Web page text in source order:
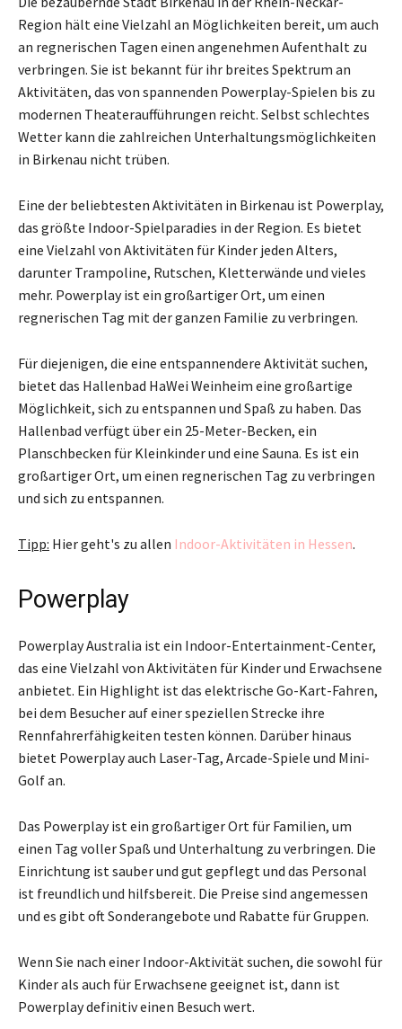
Region hält eine Vielzahl an Möglichkeiten bereit, um auch
an regnerischen Tagen einen angenehmen Aufenthalt zu
verbringen. Sie ist bekannt für ihr breites Spektrum an
Aktivitäten, das von spannenden Powerplay-Spielen bis zu
modernen Theateraufführungen reicht. Selbst schlechtes
Wetter kann die zahlreichen Unterhaltungsmöglichkeiten
in Birkenau nicht trüben.
Eine der beliebtesten Aktivitäten in Birkenau ist Powerplay,
das größte Indoor-Spielparadies in der Region. Es bietet
eine Vielzahl von Aktivitäten für Kinder jeden Alters,
darunter Trampoline, Rutschen, Kletterwände und vieles
mehr. Powerplay ist ein großartiger Ort, um einen
regnerischen Tag mit der ganzen Familie zu verbringen.
Für diejenigen, die eine entspannendere Aktivität suchen,
bietet das Hallenbad HaWei Weinheim eine großartige
Möglichkeit, sich zu entspannen und Spaß zu haben. Das
Hallenbad verfügt über ein 25-Meter-Becken, ein
Planschbecken für Kleinkinder und eine Sauna. Es ist ein
großartiger Ort, um einen regnerischen Tag zu verbringen
und sich zu entspannen.
Tipp: Hier geht's zu allen Indoor-Aktivitäten in Hessen.
Powerplay
Powerplay Australia ist ein Indoor-Entertainment-Center,
das eine Vielzahl von Aktivitäten für Kinder und Erwachsene
anbietet. Ein Highlight ist das elektrische Go-Kart-Fahren,
bei dem Besucher auf einer speziellen Strecke ihre
Rennfahrerfähigkeiten testen können. Darüber hinaus
bietet Powerplay auch Laser-Tag, Arcade-Spiele und Mini-
Golf an.
Das Powerplay ist ein großartiger Ort für Familien, um
einen Tag voller Spaß und Unterhaltung zu verbringen. Die
Einrichtung ist sauber und gut gepflegt und das Personal
ist freundlich und hilfsbereit. Die Preise sind angemessen
und es gibt oft Sonderangebote und Rabatte für Gruppen.
Wenn Sie nach einer Indoor-Aktivität suchen, die sowohl für
Kinder als auch für Erwachsene geeignet ist, dann ist
Powerplay definitiv einen Besuch wert.